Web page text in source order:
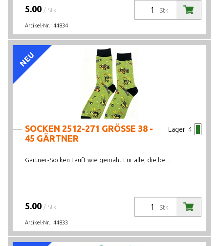
Stk.
5.00 / Stk.
Artikel-Nr.: 44834
NEU
Lager: 4
SOCKEN 2512-271 GRÖSSE 38 -
45 GÄRTNER
Gärtner-Socken Läuft wie gemäht Für alle, die be...
Stk.
5.00 / Stk.
Artikel-Nr.: 44833